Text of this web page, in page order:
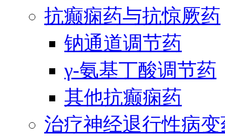
抗癫痫药与抗惊厥药
钠通道调节药
γ-氨基丁酸调节药
其他抗癫痫药
治疗神经退行性病